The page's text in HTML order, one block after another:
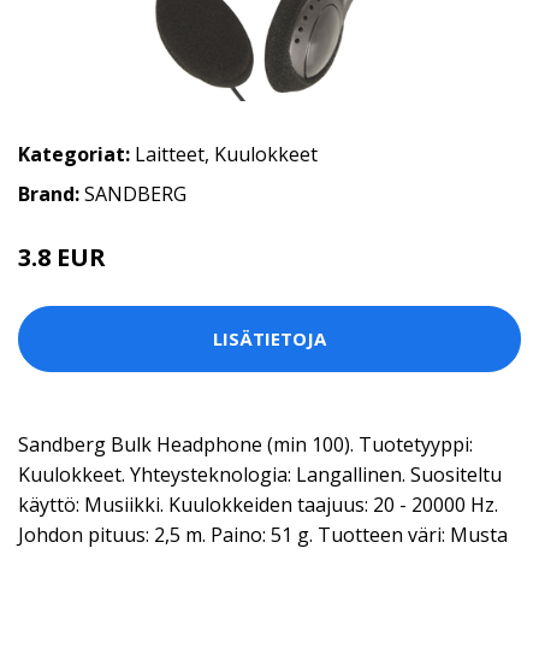
Kategoriat: Laitteet, Kuulokkeet
Brand:SANDBERG
3.8 EUR
LISÄTIETOJA
Sandberg Bulk Headphone (min 100). Tuotetyyppi:
Kuulokkeet. Yhteysteknologia: Langallinen. Suositeltu
käyttö: Musiikki. Kuulokkeiden taajuus: 20 - 20000 Hz.
Johdon pituus: 2,5 m. Paino: 51 g. Tuotteen väri: Musta